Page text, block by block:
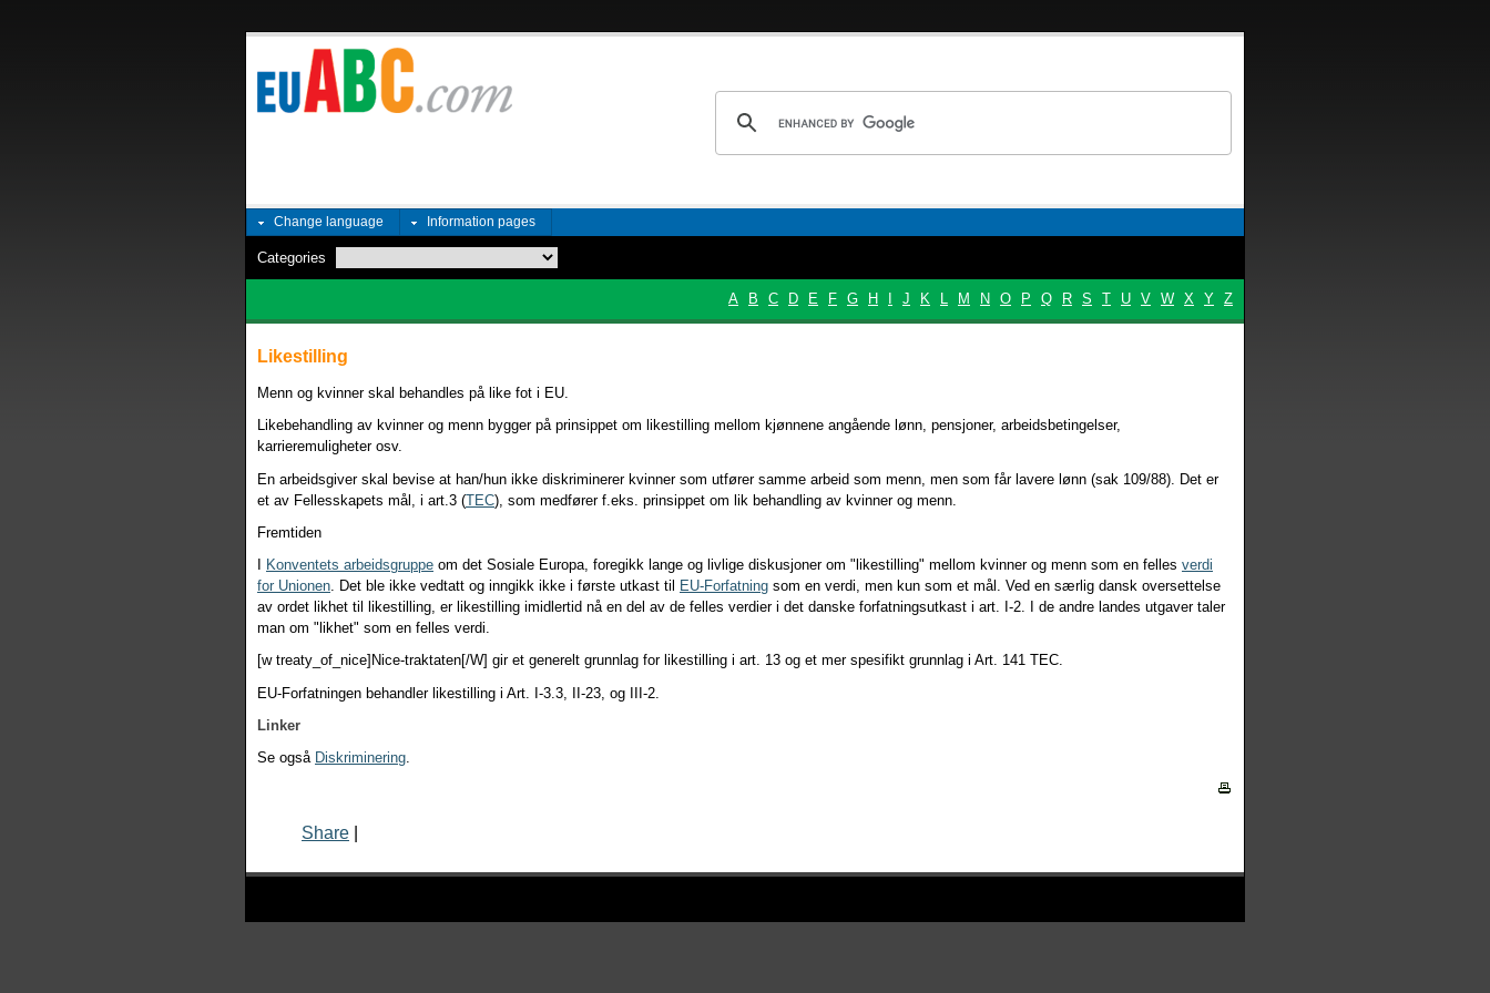
Change language Information pages
Categories
A B C D E F G H J K L M N O P Q R S T U V W X Y Z
Likestilling
Menn og kvinner skal behandles på like fot i EU.
Likebehandling av kvinner og menn bygger på prinsippet om likestilling mellom kjønnene angående lønn, pensjoner, arbeidsbetingelser,
karrieremuligheter osv.
En arbeidsgiver skal bevise at han/hun ikke diskriminerer kvinner som utfører samme arbeid som menn, men som får lavere lønn (sak 109/88). Det er
et av Fellesskapets mål, i art.3 (TEC), som medfører f.eks. prinsippet om lik behandling av kvinner og menn.
Fremtiden
Konventets arbeidsgruppe om det Sosiale Europa, foregikk lange og livlige diskusjoner om "likestilling" mellom kvinner og menn som en felles verdi
for Unionen. Det ble ikke vedtatt og inngikk ikke i første utkast til EU-Forfatning som en verdi, men kun som et mål. Ved en særlig dansk oversettelse
av ordet likhet til likestilling, er likestilling imidlertid nå en del av de felles verdier i det danske forfatningsutkast i art. I-2. I de andre landes utgaver taler
man om "likhet" som en felles verdi.
[w treaty_of_nice]Nice-traktaten[/W] gir et generelt grunnlag for likestilling i art. 13 og et mer spesifikt grunnlag i Art. 141 TEC.
EU-Forfatningen behandler likestilling i Art. I-3.3, II-23, og III-2.
Linker
Se også Diskriminering
Share